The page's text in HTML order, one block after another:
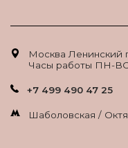
Москва Ленинский
Часы работы ПН-ВС
+7 499 490 47 25
Шаболовская /